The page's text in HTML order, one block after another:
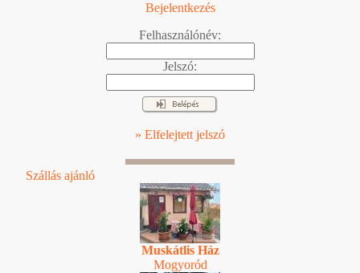
Bejelentkezés
Felhasználónév:
Jelszó:
» Elfelejtett jelszó
Szállás ajánló
Muskátlis Ház
Mogyoród